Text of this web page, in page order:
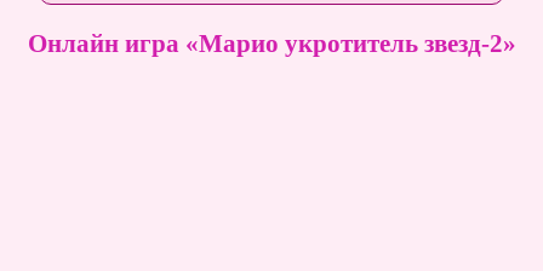
Онлайн игра «Марио укротитель звезд-2»